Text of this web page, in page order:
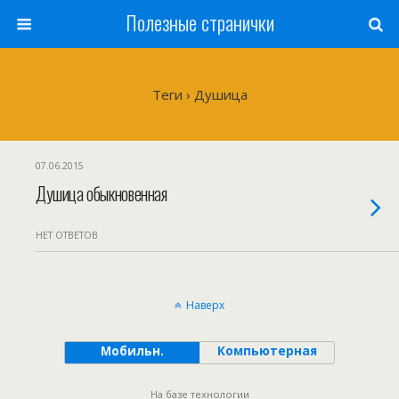
Полезные странички
Теги › Душица
07.06.2015
Душица обыкновенная
НЕТ ОТВЕТОВ
Наверх
Мобильн. Компьютерная
На базе технологии